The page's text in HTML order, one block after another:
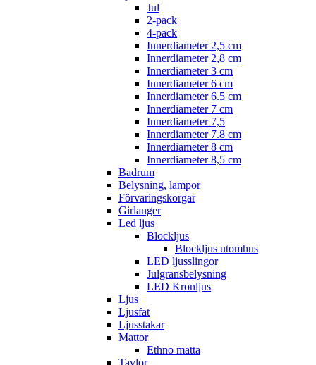
Jul
2-pack
4-pack
Innerdiameter 2,5 cm
Innerdiameter 2,8 cm
Innerdiameter 3 cm
Innerdiameter 6 cm
Innerdiameter 6.5 cm
Innerdiameter 7 cm
Innerdiameter 7,5
Innerdiameter 7.8 cm
Innerdiameter 8 cm
Innerdiameter 8,5 cm
Badrum
Belysning, lampor
Förvaringskorgar
Girlanger
Led ljus
Blockljus
Blockljus utomhus
LED ljusslingor
Julgransbelysning
LED Kronljus
Ljus
Ljusfat
Ljusstakar
Mattor
Ethno matta
Tavlor